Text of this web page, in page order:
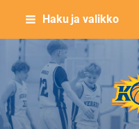
Siirry
sisältöön
Haku ja valikko